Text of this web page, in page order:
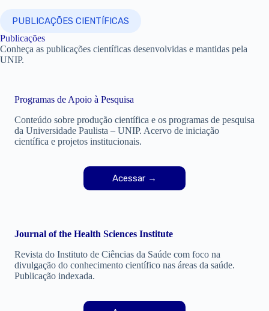
PUBLICAÇÕES CIENTÍFICAS
Publicações
Conheça as publicações científicas desenvolvidas e mantidas pela
UNIP.
Programas de Apoio à Pesquisa
Conteúdo sobre produção científica e os programas de pesquisa
da Universidade Paulista – UNIP. Acervo de iniciação
científica e projetos institucionais.
Acessar →
Journal of the Health Sciences Institute
Revista do Instituto de Ciências da Saúde com foco na
divulgação do conhecimento científico nas áreas da saúde.
Publicação indexada.